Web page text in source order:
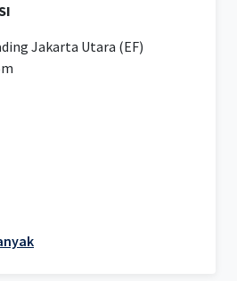
Jakarta Utara (EF)